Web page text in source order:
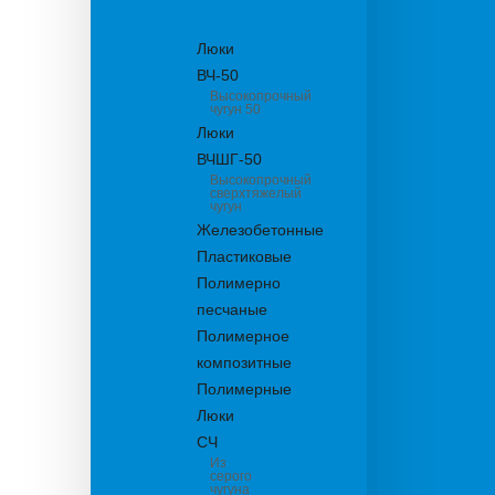
Люки
ВЧ-50
Высокопрочный
чугун 50
Люки
ВЧШГ-50
Высокопрочный
сверхтяжелый
чугун
Железобетонные
Пластиковые
Полимерно
песчаные
Полимерное
композитные
Полимерные
Люки
СЧ
Из
серого
чугуна